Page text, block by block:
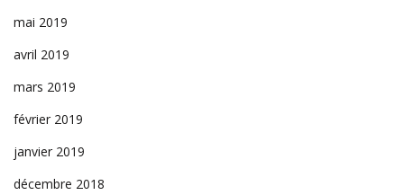
mai 2019
avril 2019
mars 2019
février 2019
janvier 2019
décembre 2018